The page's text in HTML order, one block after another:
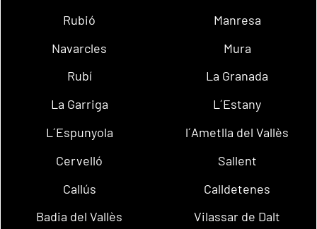
Rubió
Manresa
Navarcles
Mura
Rubí
La Granada
La Garriga
L´Estany
L´Espunyola
l´Ametlla del Vallès
Cervelló
Sallent
Callús
Calldetenes
Badia del Vallès
Vilassar de Dalt